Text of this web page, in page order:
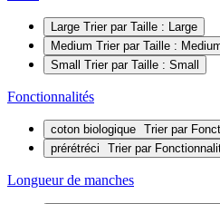
Large Trier par Taille : Large
Medium Trier par Taille :
Small Trier par Taille : Small
Fonctionnalités
coton biologique Trier par
prérétréci
Trier par
Longueur de manches